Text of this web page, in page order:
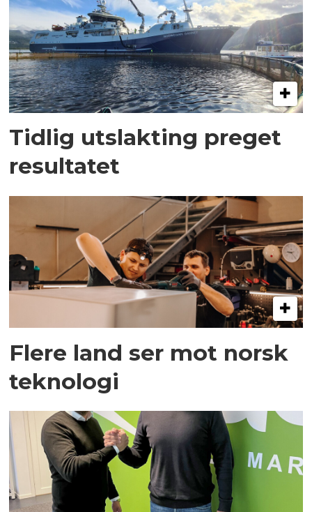
Tidlig utslakting preget
resultatet
Flere land ser mot norsk
teknologi